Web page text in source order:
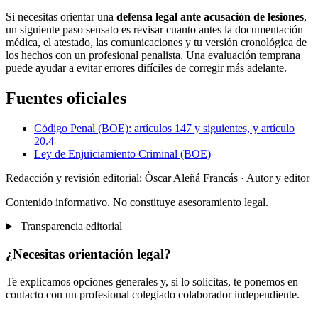
Si necesitas orientar una defensa legal ante acusación de lesiones,
un siguiente paso sensato es revisar cuanto antes la documentación
médica, el atestado, las comunicaciones y tu versión cronológica de
los hechos con un profesional penalista. Una evaluación temprana
puede ayudar a evitar errores difíciles de corregir más adelante.
Fuentes oficiales
Código Penal (BOE): artículos 147 y siguientes, y artículo
20.4
Ley de Enjuiciamiento Criminal (BOE)
Redacción y revisión editorial: Òscar Aleñá Francás · Autor y editor
Contenido informativo. No constituye asesoramiento legal.
Transparencia editorial
¿Necesitas orientación legal?
Te explicamos opciones generales y, si lo solicitas, te ponemos en
contacto con un profesional colegiado colaborador independiente.